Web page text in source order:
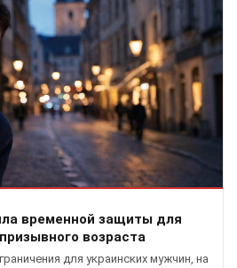
временной защиты для
возраста
для украинских мужчин, на